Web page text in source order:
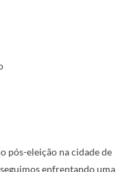
pós-eleição na cidade de
enfrentando uma